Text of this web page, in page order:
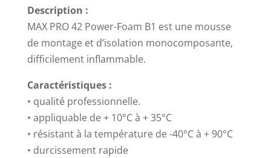
-
Mousse
PU
B1
750ml
Description :
MAX PRO 42 Power-Foam B1 est une mousse
de montage et d’isolation monocomposante,
difficilement inflammable.
Caractéristiques :
• qualité professionnelle.
• appliquable de + 10°C à + 35°C
• résistant à la température de -40°C à + 90°C
• durcissement rapide